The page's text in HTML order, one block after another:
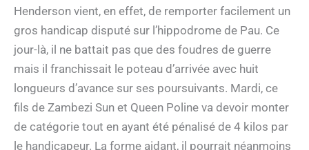
Henderson vient, en effet, de remporter facilement un
gros handicap disputé sur l’hippodrome de Pau. Ce
jour-là, il ne battait pas que des foudres de guerre
mais il franchissait le poteau d’arrivée avec huit
longueurs d’avance sur ses poursuivants. Mardi, ce
fils de Zambezi Sun et Queen Poline va devoir monter
de catégorie tout en ayant été pénalisé de 4 kilos par
le handicapeur. La forme aidant, il pourrait néanmoins